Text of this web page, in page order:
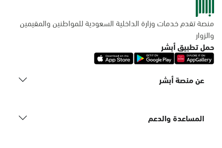
منصة تقدم خدمات وزارة الداخلية السعودية للمواطنين والمقيمين
والزوار
حمل تطبيق أبشر
عن منصة أبشر
المساعدة والدعم